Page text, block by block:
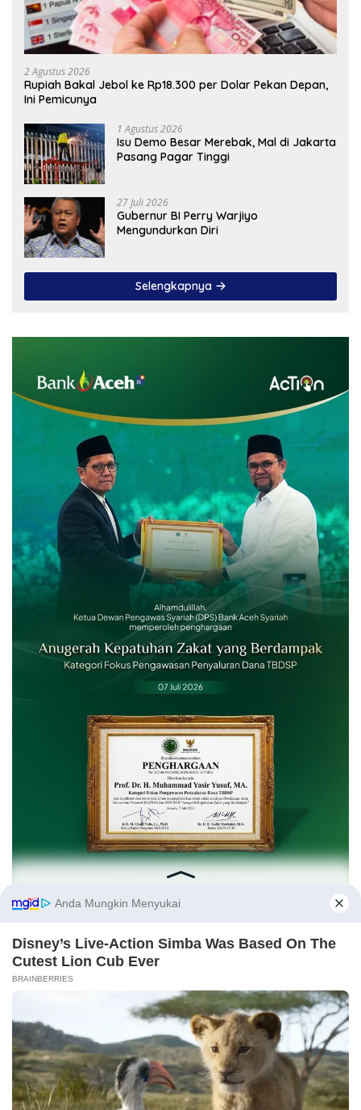
2 Agustus 2026
Rupiah Bakal Jebol ke Rp18.300 per Dolar Pekan Depan,
Ini Pemicunya
1 Agustus 2026
Isu Demo Besar Merebak, Mal di Jakarta
Pasang Pagar Tinggi
27 Juli 2026
Gubernur BI Perry Warjiyo
Mengundurkan Diri
Selengkapnya
Dunia Sekilas